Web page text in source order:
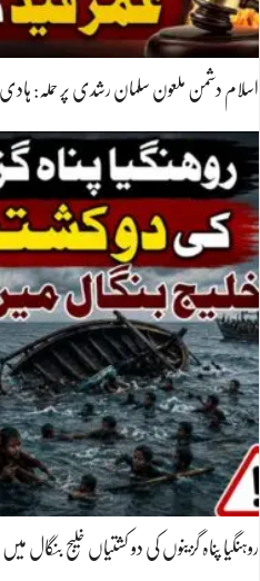
اسلام دشمن ملعون سلمان رشدی پر حملہ:
روہنگیا پناہ گزینوں کی دو کشتیاں خلیج بنگال میں ڈوب